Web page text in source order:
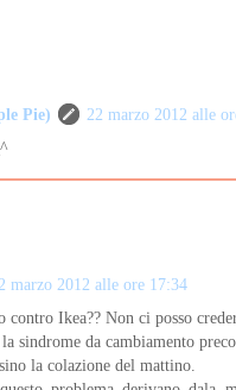
Pie)
22 marzo 2012 alle
marzo 2012 alle ore 17:34
contro Ikea?? Non ci posso
la sindrome da cambiamento
la colazione del mattino.